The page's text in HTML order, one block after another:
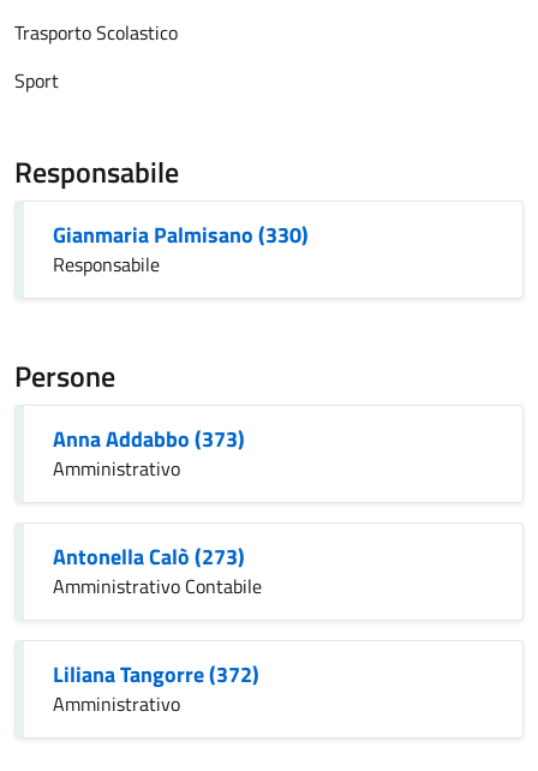
Trasporto Scolastico
Sport
Responsabile
Gianmaria Palmisano (330)
Responsabile
Persone
Anna Addabbo (373)
Amministrativo
Antonella Calò (273)
Amministrativo Contabile
Liliana Tangorre (372)
Amministrativo